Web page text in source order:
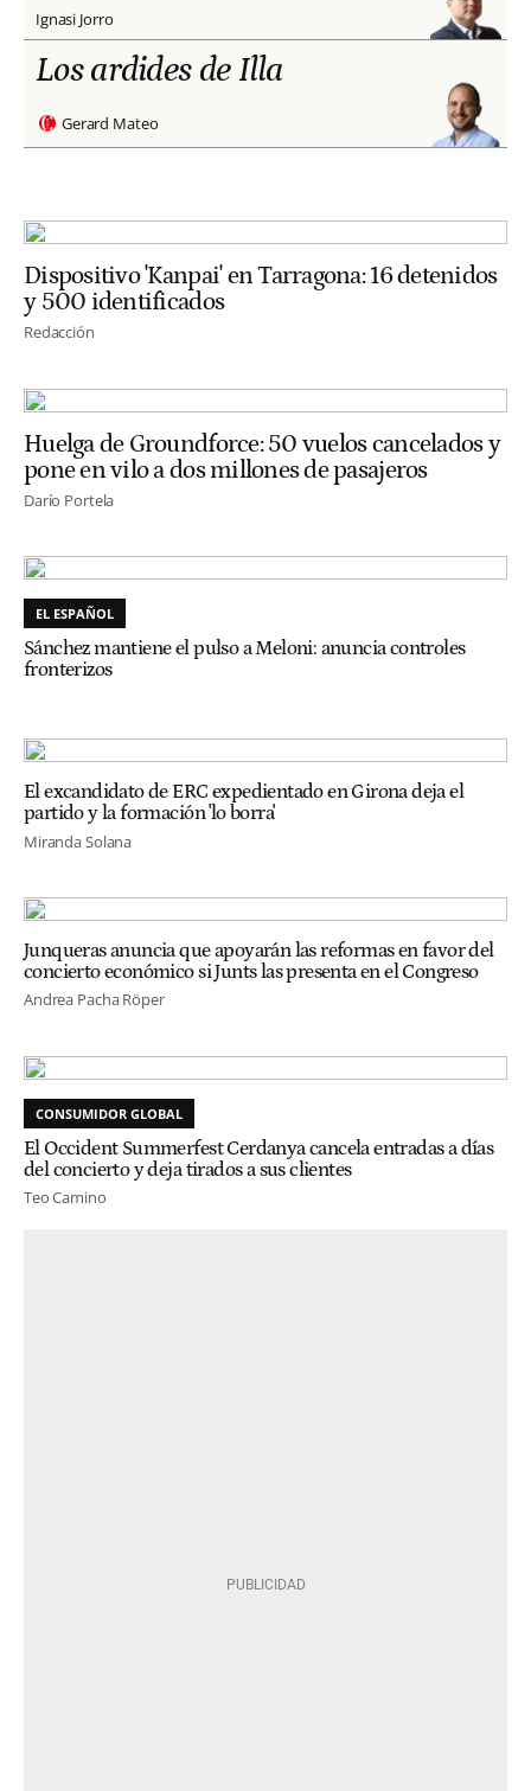
Ignasi Jorro
Los ardides de Illa
Gerard Mateo
Dispositivo 'Kanpai' en Tarragona: 16 detenidos
y 500 identificados
Redacción
Huelga de Groundforce: 50 vuelos cancelados y
pone en vilo a dos millones de pasajeros
Darío Portela
EL ESPAÑOL
Sánchez mantiene el pulso a Meloni: anuncia controles
fronterizos
El excandidato de ERC expedientado en Girona deja el
partido y la formación 'lo borra'
Miranda Solana
Junqueras anuncia que apoyarán las reformas en favor del
concierto económico si Junts las presenta en el Congreso
Andrea Pacha Röper
CONSUMIDOR GLOBAL
El Occident Summerfest Cerdanya cancela entradas a días
del concierto y deja tirados a sus clientes
Teo Camino